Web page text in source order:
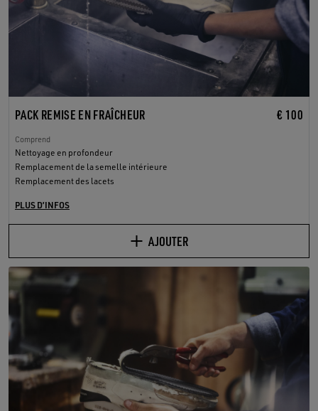
PACK REMISE EN FRAÎCHEUR € 100
Comprend
Nettoyage en profondeur
Remplacement de la semelle intérieure
Remplacement des lacets
PLUS D’INFOS
AJOUTER